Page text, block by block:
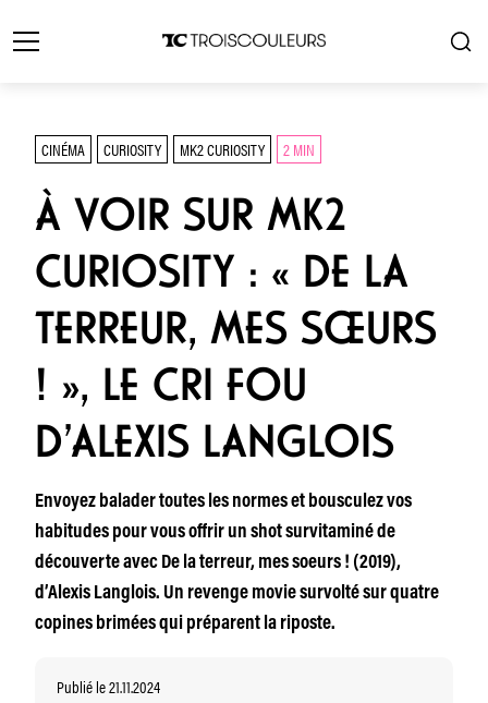
CINÉMA CURIOSITY MK2 CURIOSITY 2 MIN
À VOIR SUR MK2
CURIOSITY : « DE LA
TERREUR, MES SŒURS
! », LE CRI FOU
D’ALEXIS LANGLOIS
Envoyez balader toutes les normes et bousculez vos
habitudes pour vous offrir un shot survitaminé de
découverte avec De la terreur, mes soeurs ! (2019),
d’Alexis Langlois. Un revenge movie survolté sur quatre
copines brimées qui préparent la riposte.
Publié le 21.11.2024